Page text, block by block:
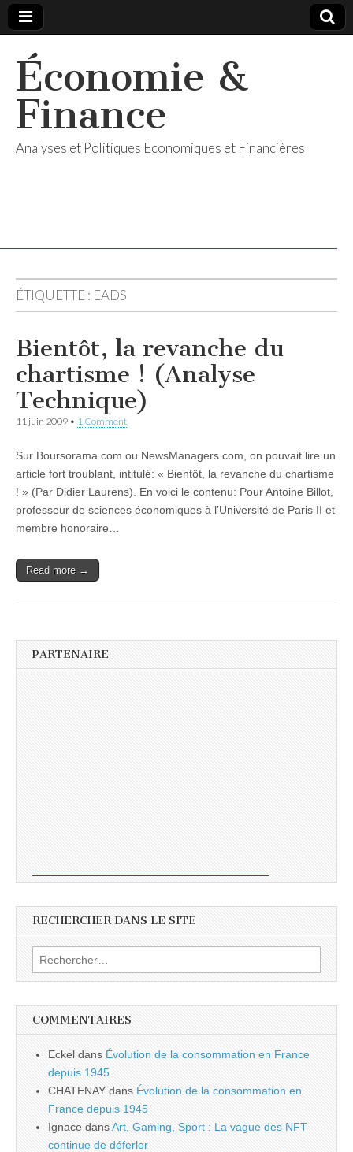
Économie &
Finance
Analyses et Politiques Economiques et Financières
ÉTIQUETTE : EADS
Bientôt, la revanche du
chartisme ! (Analyse
Technique)
11 juin 2009 • 1 Comment
Sur Boursorama.com ou NewsManagers.com, on pouvait lire un
article fort troublant, intitulé: « Bientôt, la revanche du chartisme
! » (Par Didier Laurens). En voici le contenu: Pour Antoine Billot,
professeur de sciences économiques à l’Université de Paris II et
membre honoraire…
Read more →
PARTENAIRE
RECHERCHER DANS LE SITE
Rechercher :
COMMENTAIRES
Eckel dans Évolution de la consommation en France
depuis 1945
CHATENAY dans Évolution de la consommation en
France depuis 1945
Ignace dansArt, Gaming, Sport : La vague des NFT
continue de déferler